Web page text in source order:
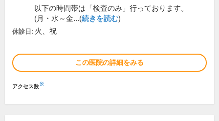
以下の時間帯は「検査のみ」行っております。
(月・水～金...(続きを読む)
休診日: 火、祝
この医院の詳細をみる
アクセス数※